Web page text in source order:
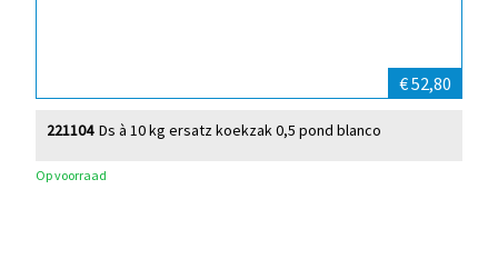
€ 52,80
Ds à 10 kg ersatz koekzak 0,5 pond blanco
221104
Op voorraad